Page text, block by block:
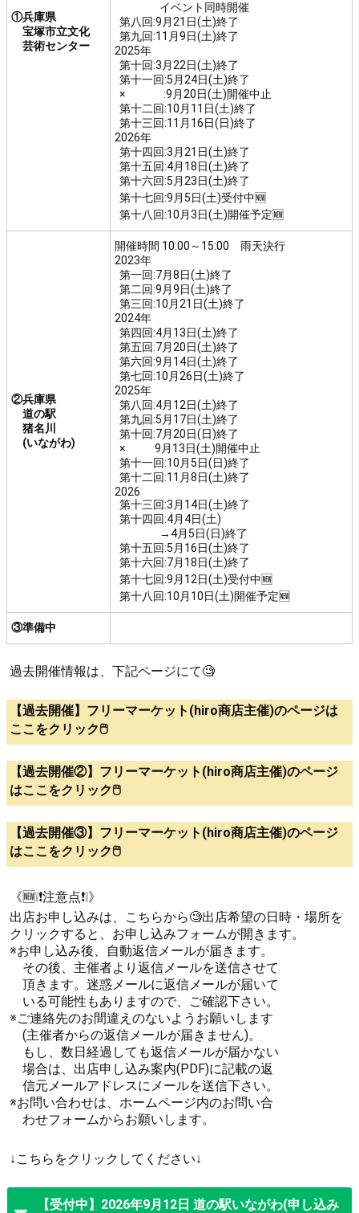
①兵庫県
宝塚市立文化
芸術センター
イベント同時開催
第八回:9月21日(土)終了
第九回:11月9日(土)終了
2025年
第十回:3月22日(土)終了
第十一回:5月24日(土)終了
× :9月20日(土)開催中止
第十二回:10月11日(土)終了
第十三回:11月16日(日)終了
2026年
第十四回:3月21日(土)終了
第十五回:4月18日(土)終了
第十六回:5月23日(土)終了
第十七回:9月5日(土)受付中🆕
第十八回:10月3日(土)開催予定🆕
②兵庫県
道の駅
猪名川
(いながわ)
開催時間 10:00～15:00 雨天決行
2023年
第一回:7月8日(土)終了
第二回:9月9日(土)終了
第三回:10月21日(土)終了
2024年
第四回:4月13日(土)終了
第五回:7月20日(土)終了
第六回:9月14日(土)終了
第七回:10月26日(土)終了
2025年
第八回:4月12日(土)終了
第九回:5月17日(土)終了
第十回:7月20日(日)終了
× 9月13日(土)開催中止
第十一回:10月5日(日)終了
第十二回:11月8日(土)終了
2026
第十三回:3月14日(土)終了
第十四回:4月4日(土)
→4月5日(日)終了
第十五回:5月16日(土)終了
第十六回:7月18日(土)終了
第十七回:9月12日(土)受付中🆕
第十八回:10月10日(土)開催予定🆕
③準備中
過去開催情報は、下記ページにて🧐
【過去開催】フリーマーケット(hiro商店主催)のページは
ここをクリック🖱️
【過去開催②】フリーマーケット(hiro商店主催)のページ
はここをクリック🖱️
【過去開催③】フリーマーケット(hiro商店主催)のページ
はここをクリック🖱️
《🆕❕❗注意点❗❕》
出店お申し込みは、こちらから🧐出店希望の日時・場所を
クリックすると、お申し込みフォームが開きます。
※お申し込み後、自動返信メールが届きます。
その後、主催者より返信メールを送信させて
頂きます。迷惑メールに返信メールが届いて
いる可能性もありますので、ご確認下さい。
※ご連絡先のお間違えのないようお願いします
(主催者からの返信メールが届きません)。
もし、数日経過しても返信メールが届かない
場合は、出店申し込み案内(PDF)に記載の返
信元メールアドレスにメールを送信下さい。
※お問い合わせは、ホームページ内のお問い合
わせフォームからお願いします。
↓こちらをクリックしてください↓
【受付中】2026年9月12日 道の駅いながわ(申し込み